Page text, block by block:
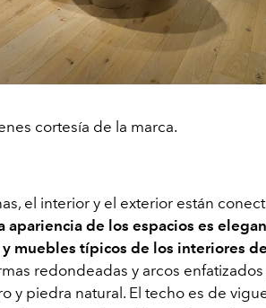
cortesía de la marca.
el interior y el exterior están
apariencia de los espacios es
y muebles típicos de los interiores
redondeadas y arcos
y piedra natural. El techo es de